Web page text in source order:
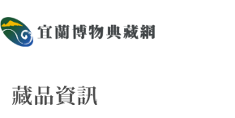
宜蘭博物典藏網
網頁導覽